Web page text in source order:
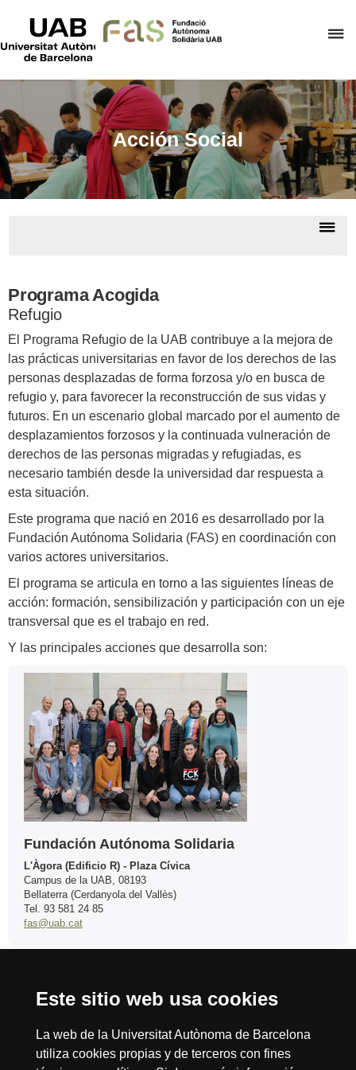
Este sitio web usa cookies
La web de la Universitat Autònoma de Barcelona
utiliza cookies propias y de terceros con fines
el
Acción Social
Programa Acogida
Refugio
El Programa Refugio de la UAB contribuye a la mejora de
las prácticas universitarias en favor de los derechos de las
personas desplazadas de forma forzosa y/o en busca de
refugio y, para favorecer la reconstrucción de sus vidas y
futuros. En un escenario global marcado por el aumento de
desplazamientos forzosos y la continuada vulneración de
derechos de las personas migradas y refugiadas, es
necesario también desde la universidad dar respuesta a
esta situación.
Este programa que nació en 2016 es desarrollado por la
Fundación Autónoma Solidaria (FAS) en coordinación con
varios actores universitarios.
El programa se articula en torno a las siguientes líneas de
acción: formación, sensibilización y participación con un eje
transversal que es el trabajo en red.
Y las principales acciones que desarrolla son:
Información
complementaria
Contacto
Fundación Autónoma Solidaria
L'Àgora (Edificio R) - Plaza Cívica
Campus de la UAB, 08193
Bellaterra (Cerdanyola del Vallès)
Tel. 93 581 24 85
fas@uab.cat
Reconocimiento internacional de la excelencia
HR